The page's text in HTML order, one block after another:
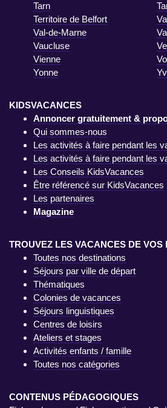
Tarn
Territoire de Belfort
Val-de-Marne
Vaucluse
Vienne
Yonne
KIDSVACANCES
Annoncer gratuitement &
Qui sommes-nous
Les activités à faire pendant les
Les activités à faire pendant les
Les Conseils KidsVacances
Être référencé sur KidsVacances
Les partenaires
Magazine
TROUVEZ LES VACANCES DE VOS
Toutes nos destinations
Séjours par ville de départ
Thématiques
Colonies de vacances
Séjours linguistiques
Centres de loisirs
Ateliers et stages
Activités enfants / famille
Toutes nos catégories
CONTENUS PÉDAGOGIQUES